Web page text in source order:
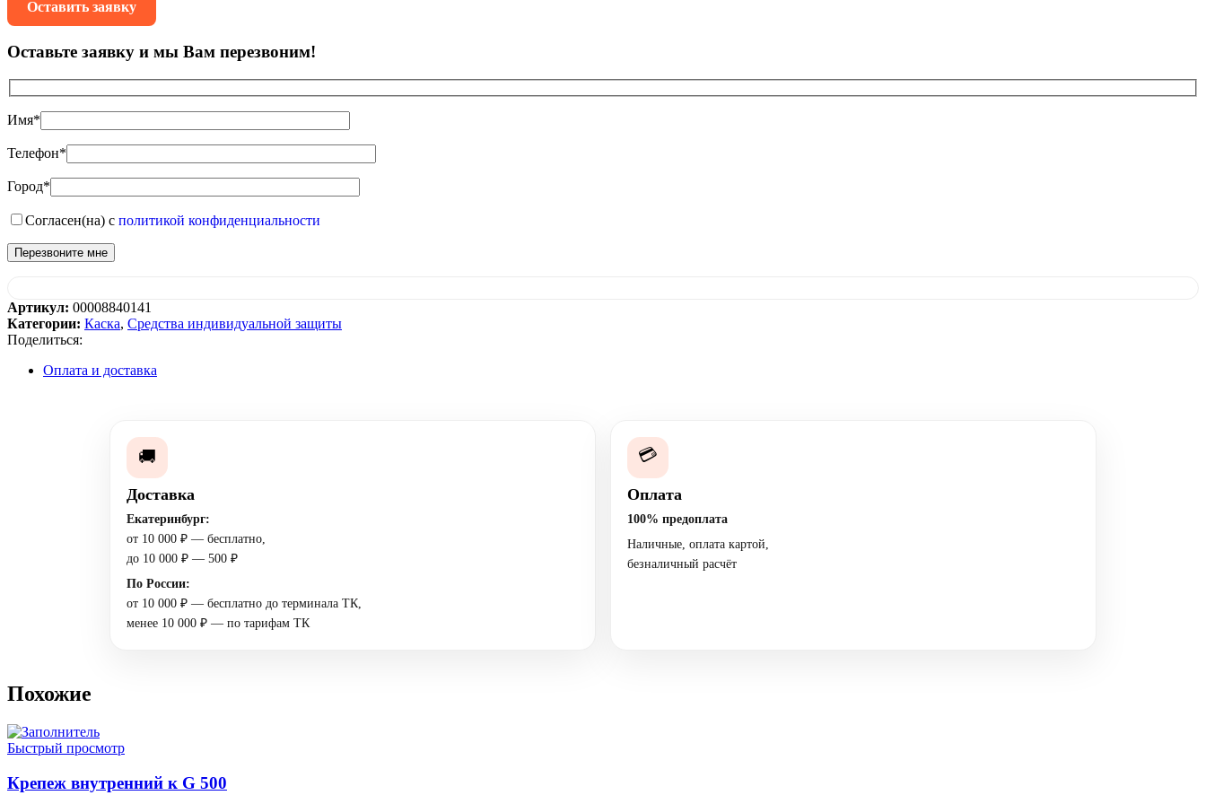
Оставить заявку
Оставьте заявку и мы Вам перезвоним!
Имя*
Телефон*
Город*
Согласен(на) с политикой конфиденциальности
Артикул: 00008840141
Категории: Каска, Средства индивидуальной защиты
Поделиться:
Оплата и доставка
🚚
Доставка
Екатеринбург:
от 10 000 ₽ — бесплатно,
до 10 000 ₽ — 500 ₽
По России:
от 10 000 ₽ — бесплатно до терминала ТК,
менее 10 000 ₽ — по тарифам ТК
💳
Оплата
100% предоплата
Наличные, оплата картой,
безналичный расчёт
Похожие
Быстрый просмотр
Крепеж внутренний к G 500